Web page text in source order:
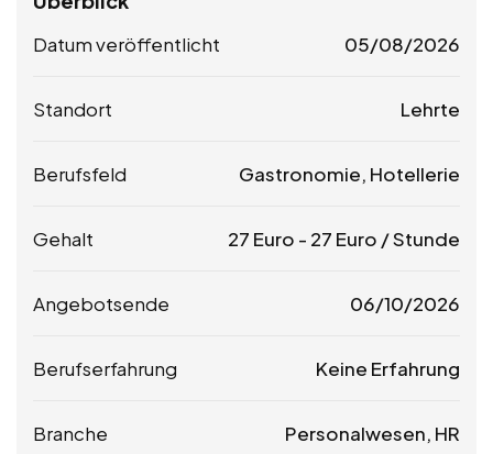
Datum veröffentlicht 05/08/2026
Standort Lehrte
Berufsfeld Gastronomie, Hotellerie
Gehalt 27 Euro - 27 Euro / Stunde
Angebotsende 06/10/2026
Berufserfahrung Keine Erfahrung
Branche Personalwesen, HR